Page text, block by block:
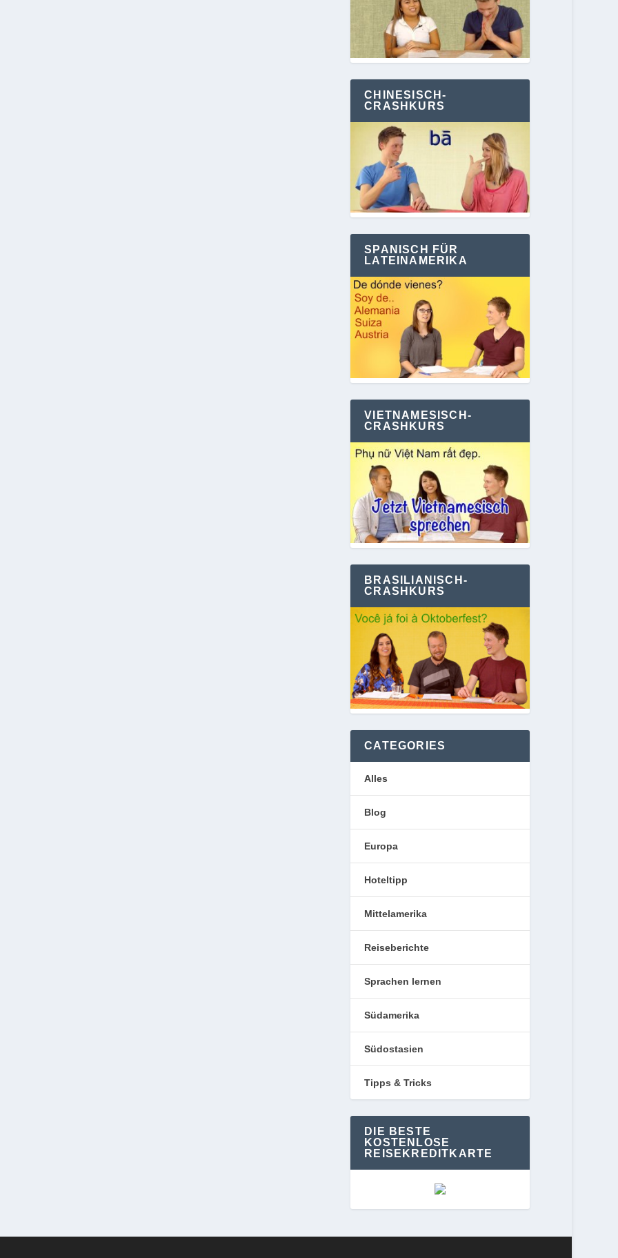
CHINESISCH-
CRASHKURS
SPANISCH FÜR
LATEINAMERIKA
VIETNAMESISCH-
CRASHKURS
BRASILIANISCH-
CRASHKURS
CATEGORIES
Alles
Blog
Europa
Hoteltipp
Mittelamerika
Reiseberichte
Sprachen lernen
Südamerika
Südostasien
Tipps & Tricks
DIE BESTE
KOSTENLOSE
REISEKREDITKARTE